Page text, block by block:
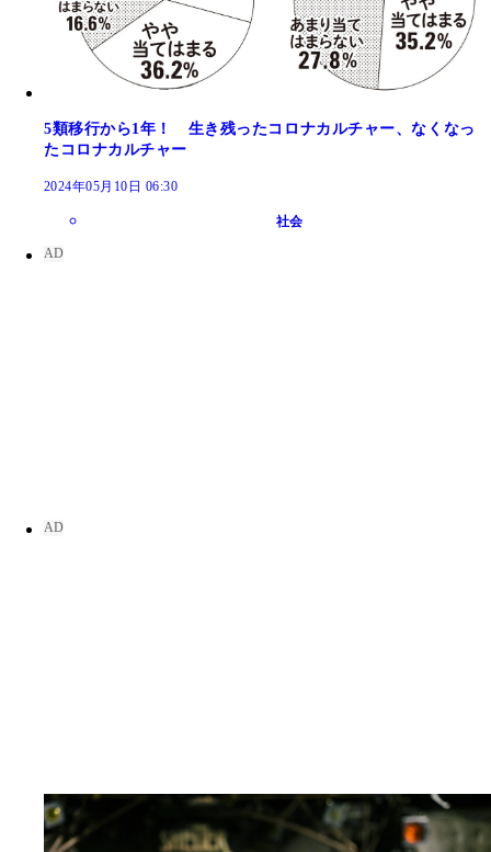
5類移行から1年！ 生き残ったコロナカルチャー、なくなっ
たコロナカルチャー
2024年05月10日 06:30
社会